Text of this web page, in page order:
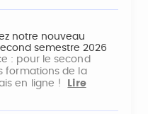
notre nouveau
semestre 2026
: pour le second
formations de la
en ligne !
Lire